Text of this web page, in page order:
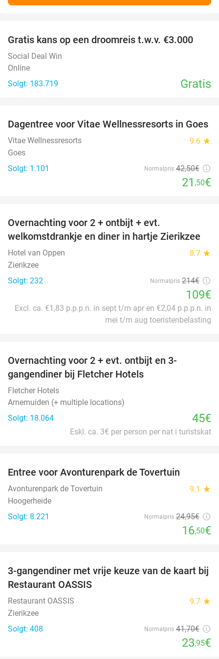
Gratis kans op een droomreis t.w.v. €3.000
Social Deal Win
Online
Solgt: 183.719
Gratis
49%
Dagentree voor Vitae Wellnessresorts in Goes
Vitae Wellnessresorts 9.6 star
Goes
Solgt: 1.101
Normalpris 42,50€
21 ,50€
Overnachting voor 2 + ontbijt + evt.
welkomstdrankje en diner in hartje Zierikzee
Hotel van Oppen 8.7 star
Zierikzee
Solgt: 232
Normalpris 214€
109€
Excl. ca. €1,83 p.p.p.n. in sept t/m apr en €2,04 p.p.p.n. in
mei t/m aug toeristenbelasting
Overnachting voor 2 + evt. ontbijt en 3-
gangendiner bij Fletcher Hotels
Fletcher Hotels
Arnemuiden (+ multiple locations)
Solgt: 18.064
45€
Eskl. ca. 3€ per person per nat i turistskat
Entree voor Avonturenpark de Tovertuin
Avonturenpark de Tovertuin 9.1 star
Hoogerheide
Solgt: 8.221
Normalpris 24,95€
16,50€
43%
3-gangendiner met vrije keuze van de kaart bij
Restaurant OASSIS
Restaurant OASSIS 9.7 star
Zierikzee
Solgt: 408
Normalpris 41,70€
23,95€